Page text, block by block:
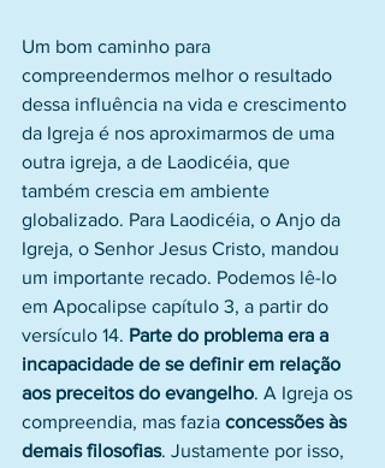
Um bom caminho para
compreendermos melhor o resultado
dessa influência na vida e crescimento
da Igreja é nos aproximarmos de uma
outra igreja, a de Laodicéia, que
também crescia em ambiente
globalizado. Para Laodicéia, o Anjo da
Igreja, o Senhor Jesus Cristo, mandou
um importante recado. Podemos lê-lo
em Apocalipse capítulo 3, a partir do
versículo 14. Parte do problema era a
incapacidade de se definir em relação
aos preceitos do evangelho. A Igreja os
compreendia, mas fazia concessões às
demais filosofias. Justamente por isso,